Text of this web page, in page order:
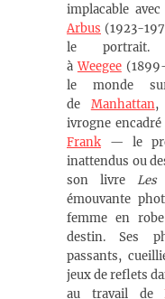
implacable
Arbus (1923-
le portrait.
àWeegee
le monde
de Manhattan,
ivrogne
Frank — le
inattendus ou
son livre Les
émouvante
femme en
destin. Ses
passants,
jeux de reflets
au travail de